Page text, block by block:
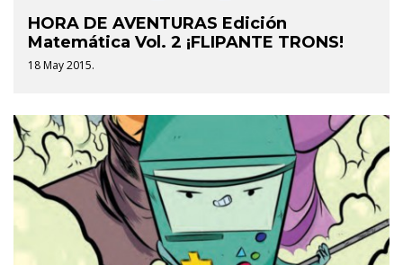
HORA DE AVENTURAS Edición
Matemática Vol. 2 ¡FLIPANTE TRONS!
18 May 2015.